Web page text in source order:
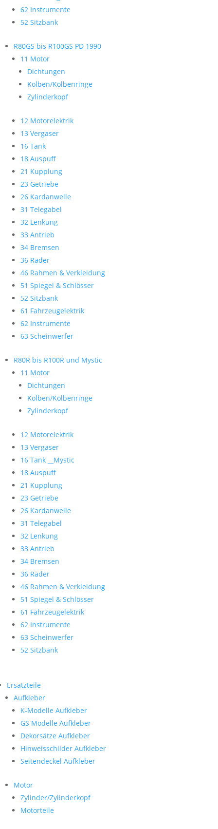
62 Instrumente
52 Sitzbank
R80GS bis R100GS PD 1990
11 Motor
Dichtungen
Kolben/Kolbenringe
Zylinderkopf
12 Motorelektrik
13 Vergaser
16 Tank
18 Auspuff
21 Kupplung
23 Getriebe
26 Kardanwelle
31 Telegabel
32 Lenkung
33 Antrieb
34 Bremsen
36 Räder
46 Rahmen & Verkleidung
51 Spiegel & Schlösser
52 Sitzbank
61 Fahrzeugelektrik
62 Instrumente
63 Scheinwerfer
R80R bis R100R und Mystic
11 Motor
Dichtungen
Kolben/Kolbenringe
Zylinderkopf
12 Motorelektrik
13 Vergaser
16 Tank __Mystic
18 Auspuff
21 Kupplung
23 Getriebe
26 Kardanwelle
31 Telegabel
32 Lenkung
33 Antrieb
34 Bremsen
36 Räder
46 Rahmen & Verkleidung
51 Spiegel & Schlösser
61 Fahrzeugelektrik
62 Instrumente
63 Scheinwerfer
52 Sitzbank
Ersatzteile
Aufkleber
K-Modelle Aufkleber
GS Modelle Aufkleber
Dekorsätze Aufkleber
Hinweisschilder Aufkleber
Seitendeckel Aufkleber
Motor
Zylinder/Zylinderkopf
Motorteile